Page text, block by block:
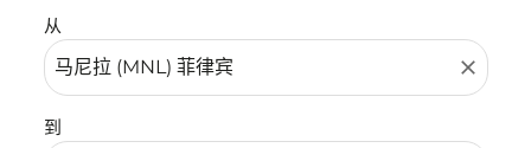
从
close
到